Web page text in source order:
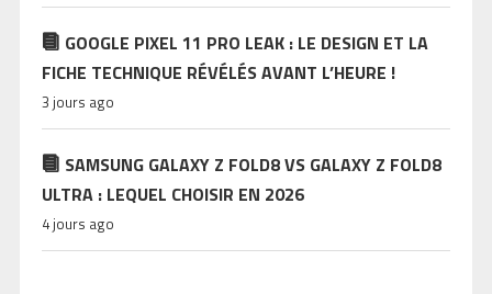
GOOGLE PIXEL 11 PRO LEAK : LE DESIGN ET LA
FICHE TECHNIQUE RÉVÉLÉS AVANT L’HEURE !
3 jours ago
SAMSUNG GALAXY Z FOLD8 VS GALAXY Z FOLD8
ULTRA : LEQUEL CHOISIR EN 2026
4 jours ago